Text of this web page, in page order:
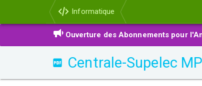
Informatique
Ouverture des Abonnements pour
Centrale-Supelec